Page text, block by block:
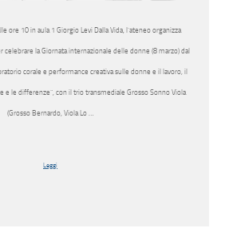
ore 10 in aula 1 Giorgio Levi Dalla Vida, l’ateneo organizza
celebrare la Giornata internazionale delle donne (8 marzo) dal
corale e performance creativa sulle donne e il lavoro, il
e le differenze”, con il trio transmediale Grosso Sonno Viola
(Grosso Bernardo, Viola Lo …
Leggi